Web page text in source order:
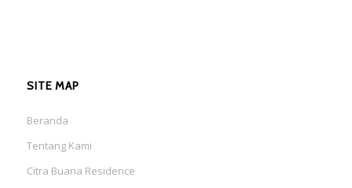
SITE MAP
Beranda
Tentang Kami
Citra Buana Residence